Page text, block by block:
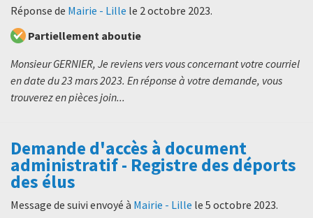
Réponse de Mairie - Lille le 2 octobre 2023.
Partiellement aboutie
Monsieur GERNIER, Je reviens vers vous concernant votre courriel
en date du 23 mars 2023. En réponse à votre demande, vous
trouverez en pièces join...
Demande d'accès à document
administratif - Registre des déports
des élus
Message de suivi envoyé à Mairie - Lille le 5 octobre 2023.